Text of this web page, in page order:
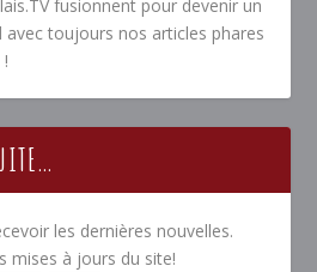
fusionnent pour devenir un
avec toujours nos articles phares
les dernières nouvelles.
mises à jours du site!